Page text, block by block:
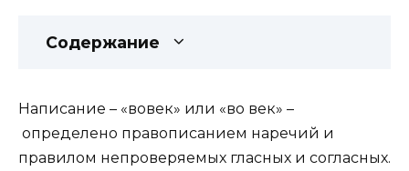
Содержание
Написание – «вовек» или «во век» –
определено правописанием наречий и
правилом непроверяемых гласных и согласных.